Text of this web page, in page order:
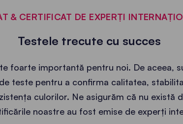
& CERTIFICAT DE EXPERȚI
Testele trecute cu succes
foarte importantă pentru noi. De aceea,
teste pentru a confirma calitatea,
culorilor. Ne asigurăm că nu există
noastre au fost emise de experți